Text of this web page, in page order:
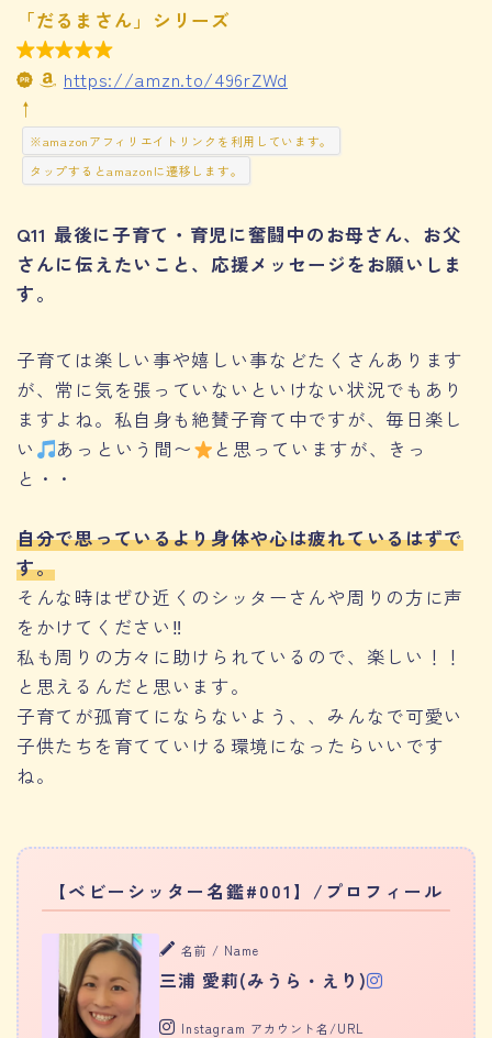
「だるまさん」シリーズ

https://amzn.to/496rZWd
↑
※amazonアフィリエイトリンクを利用しています。
タップするとamazonに遷移します。
Q11 最後に子育て・育児に奮闘中のお母さん、お父
さんに伝えたいこと、応援メッセージをお願いしま
す。
子育ては楽しい事や嬉しい事などたくさんあります
が、常に気を張っていないといけない状況でもあり
ますよね。私自身も絶賛子育て中ですが、毎日楽し
い
あっという間〜
と思っていますが、きっ
と・・
自分で思っているより身体や心は疲れているはずで
す。
そんな時はぜひ近くのシッターさんや周りの方に声
をかけてください‼︎
私も周りの方々に助けられているので、楽しい！！
と思えるんだと思います。
子育てが孤育てにならないよう、、みんなで可愛い
子供たちを育てていける環境になったらいいです
ね。
【ベビーシッター名鑑#001】/プロフィール
名前 / Name
三浦 愛莉(みうら・えり)
Instagram アカウント名/URL